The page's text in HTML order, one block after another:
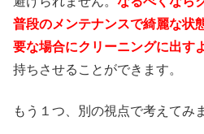
普段のメンテナンスで綺麗な状
要な場合にクリーニングに出す
持ちさせることができます。
もう１つ、別の視点で考えてみ